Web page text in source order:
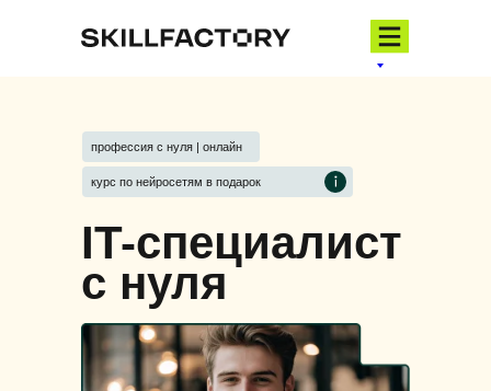
профессия с нуля | онлайн
IT-специалист
с нуля
курс по нейросетям в подарок